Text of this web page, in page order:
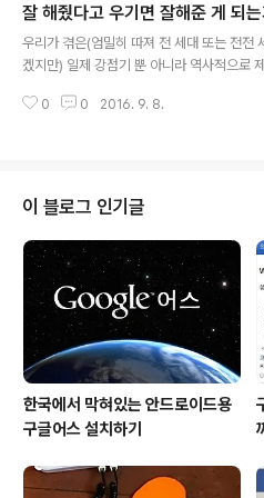
려오던 재난안전 어쩌구 저쩌구 하던 방송이
니다. SNS 타임라인 상에서도 보니 흘러가
와 같은 내용이 적잖이 보입니다. 이걸 다행스
니었다는 겁니다. 방금 지진 느꼈는데... 재난
잘 해줬다고 우기면 잘해준 게 되
우리가 겪은(엄밀히 따져 전 세대 또는 전전
겠지만) 일제 강점기 뿐 아니라 역사적으로
수 없다 해도 현재 겪고 있는 이 땅에서의 상
이라고 주장합니다. 솔직히 잘해준다는 의미
멋지고 그럴듯하게 이렇다라고 정의할 능력
어도 잘해준다는 말은 잘해주고자 하는 그
느꼈을 때를 말하는 것이라는 건 확실히 말할
문득 말도 안 되는 이런 생각이 들었습니다.
제가 제국주의를 표방하더라도 그들의..
0 0 2016. 9. 8.
이 블로그 인기글
한국에서 막혀있는 안드로이드용
구글어스 설치하기